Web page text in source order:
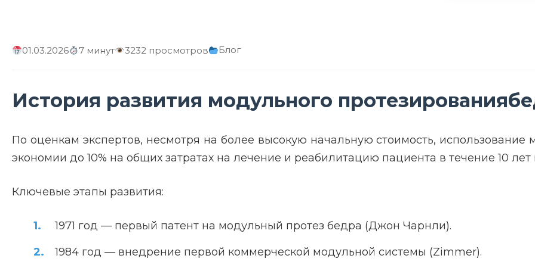
01.03.2026 7 минут 3232 просмотров Блог
История развития модульного
По оценкам экспертов, несмотря на более высокую начальную стоимость,
экономии до 10% на общих затратах на лечение и реабилитацию пациента в течение 10
Ключевые этапы развития:
1971 год — первый патент на модульный протез бедра (Джон Чарнли).
1984 год — внедрение первой коммерческой модульной системы (Zimmer).